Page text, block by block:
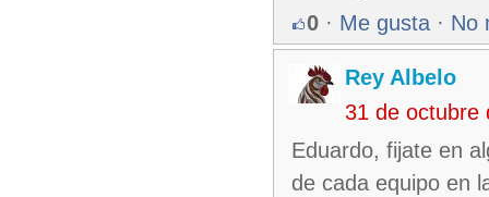
0 · Me gusta · No
Rey Albelo
31 de octubre
Eduardo, fijate en
de cada equipo en